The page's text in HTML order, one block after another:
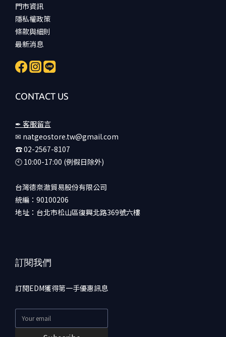
門市資訊
隱私權政策
條款與細則
最新消息
CONTACT US
✒ 客服留言
✉ natgeostore.tw@gmail.com
☎︎ 02-2567-8107
🕙︎ 10:00-17:00 (例假日除外)
台灣德奈澈貿易股份有限公司
統編：90100206
地址：台北市松山區復興北路369號六樓
訂閱我們
訂閱EDM獲得第一手優惠訊息